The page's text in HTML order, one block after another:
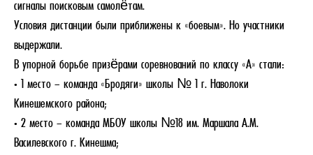
сигналы поисковым самолётам.
Условия дистанции были приближены к «боевым». Но участники
выдержали.
В упорной борьбе призёрами соревнований по классу «А» стали:
• 1 место – команда «Бродяги» школы № 1 г. Наволоки
Кинешемского района;
• 2 место – команда МБОУ школы №18 им. Маршала А.М.
Василевского г. Кинешма;